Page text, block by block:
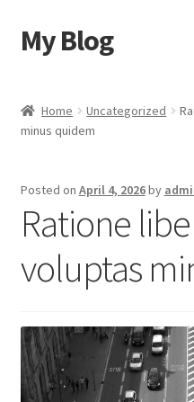
Skip
to
Skip
to
My Blog
Cart
Checkout
My account
Sample Page
Shop
Home Uncategorized
minus quidem
Posted on April 4, 2026by
Ratione
voluptas